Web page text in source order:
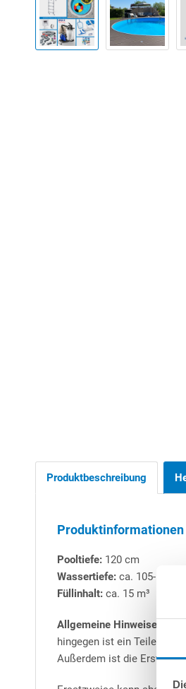
Produktbeschreibung
Produktinformationen
Pooltiefe: 120 cm
Wassertiefe: ca. 105-110 cm
Füllinhalt: ca. 15 m³
Allgemeine Hinweise zu
hingegen ist ein
Außerdem ist die